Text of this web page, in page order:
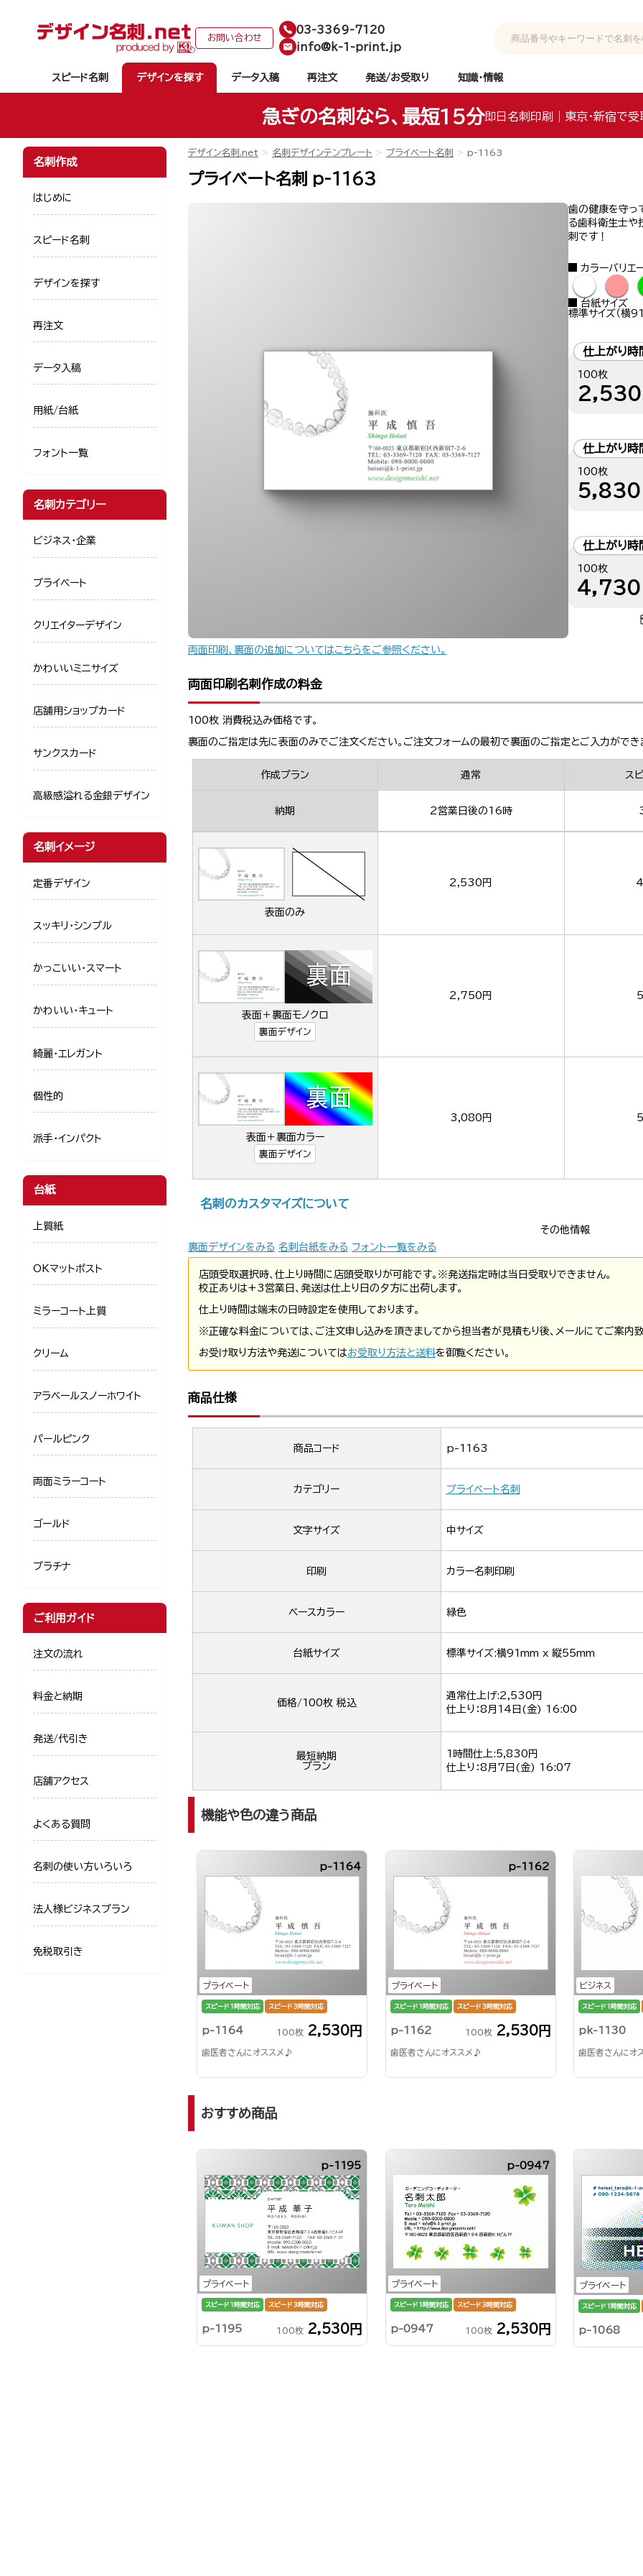
お問い合わせ
03-3369-7120
info@k-1-print.jp
スピード名刺 デザインを探す データ入稿 再注文 発送/お受取り 知識・情報
急ぎの名刺なら、最短15分即日名刺印刷｜東京・新宿で受
デザイン名刺.net 名刺デザインテンプレート プライベート名刺 p-1163
プライベート名刺 p-1163
歯の健康を守っ
る歯科衛生士や
刺です！
カラーバリエ
● ●
台紙サイズ
標準サイズ（横
仕上がり
100枚
2,530
仕上がり
100枚
5,830
仕上がり
100枚
4,730
両面印刷、裏面の追加についてはこちらをご参照ください。
両面印刷名刺作成の料金
100枚 消費税込み価格です。
裏面のご指定は先に表面のみでご注文ください。ご注文フォームの最初で裏面のご指定とご入力ができ
作成プラン 通常 ス
納期 2営業日後の16時
表面のみ
2,530円
表面＋裏面モノクロ
裏面デザイン
2,750円
表面＋裏面カラー
裏面デザイン
3,080円
名刺のカスタマイズについて
その他情報
裏面デザインをみる 名刺台紙をみる フォント一覧をみる
店頭受取選択時、仕上り時間に店頭受取りが可能です。※発送指定時は当日受取りできません。
校正ありは+3営業日、発送は仕上り日の夕方に出荷します。
仕上り時間は端末の日時設定を使用しております。
※正確な料金については、ご注文申し込みを頂きましてから担当者が見積もり後、メールにてご案内致
お受け取り方法や発送についてはお受取り方法と送料を御覧ください。
商品仕様
商品コード p-1163
カテゴリー プライベート名刺
文字サイズ 中サイズ
印刷 カラー名刺印刷
ベースカラー 緑色
台紙サイズ 標準サイズ:横91mm x 縦55mm
価格/100枚 税込
通常仕上げ:2,530円
仕上り：8月14日(金) 16:00
最短納期
プラン
1時間仕上:5,830円
仕上り：8月7日(金) 16:07
機能や色の違う商品
プライベート
p-1164
スピード1時間対応 スピード3時間対応
p-1164 100枚 2,530円
歯医者さんにオススメ♪
プライベート
p-1162
スピード1時間対応 スピード3時間対応
p-1162 100枚 2,530円
歯医者さんにオススメ♪
ビジネス
スピード1時間対応
pk-1130
歯医者さんにオ
おすすめ商品
プライベート
p-1195
スピード1時間対応 スピード3時間対応
p-1195 100枚 2,530円
プライベート
p-0947
スピード1時間対応 スピード3時間対応
p-0947 100枚 2,530円
プライベート
スピード1時間対応
p-1068
名刺作成
はじめに
スピード名刺
デザインを探す
再注文
データ入稿
用紙/台紙
フォント一覧
名刺カテゴリー
ビジネス・企業
プライベート
クリエイターデザイン
かわいいミニサイズ
店舗用ショップカード
サンクスカード
高級感溢れる金銀デザイン
名刺イメージ
定番デザイン
スッキリ・シンプル
かっこいい・スマート
かわいい・キュート
綺麗・エレガント
個性的
派手・インパクト
台紙
上質紙
OKマットポスト
ミラーコート上質
クリーム
アラベールスノーホワイト
パールピンク
両面ミラーコート
ゴールド
プラチナ
ご利用ガイド
注文の流れ
料金と納期
発送/代引き
店舗アクセス
よくある質問
名刺の使い方いろいろ
法人様ビジネスプラン
免税取引き